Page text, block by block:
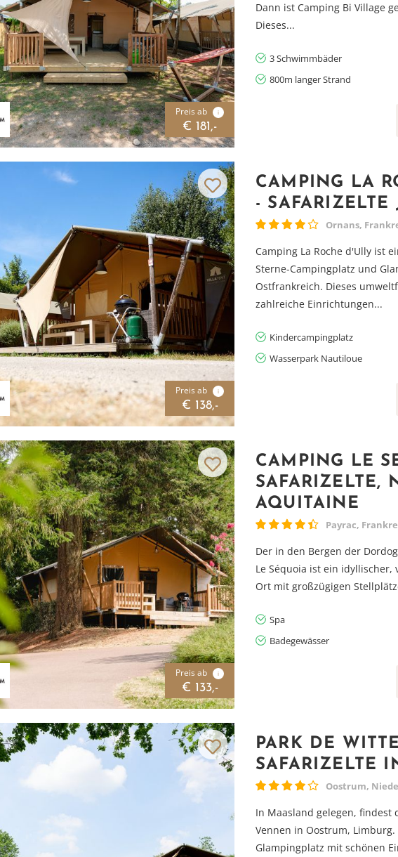
Preis ab i
€ 181,-
Dann ist Camping Bi Village
Dieses...
3 Schwimmbäder
800m langer Strand
Preis ab i
€ 138,-
CAMPING LA
- SAFARIZELTE
Ornans,
Camping La Roche d'Ully ist
Sterne-Campingplatz und
Ostfrankreich. Dieses
zahlreiche Einrichtungen...
Kindercampingplatz
Wasserpark Nautiloue
Preis ab i
€ 133,-
CAMPING LE
SAFARIZELTE,
AQUITAINE
Payrac,
Der in den Bergen der
Le Séquoia ist ein
Ort mit großzügigen
Spa
Badegewässer
PARK DE
SAFARIZELTE
Oostrum,
In Maasland gelegen, findest
Vennen in Oostrum,
Glampingplatz mit schönen
Vielen Dank für das Abonnieren unseres Newsletters.